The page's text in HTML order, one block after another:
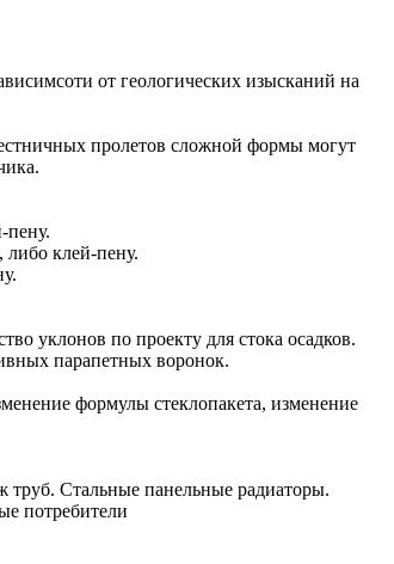
от геологических изысканий на
пролетов сложной формы могут
пену.
клей-пену.
уклонов по проекту для стока осадков.
парапетных воронок.
формулы стеклопакета, изменение
труб. Стальные панельные радиаторы.
потребители